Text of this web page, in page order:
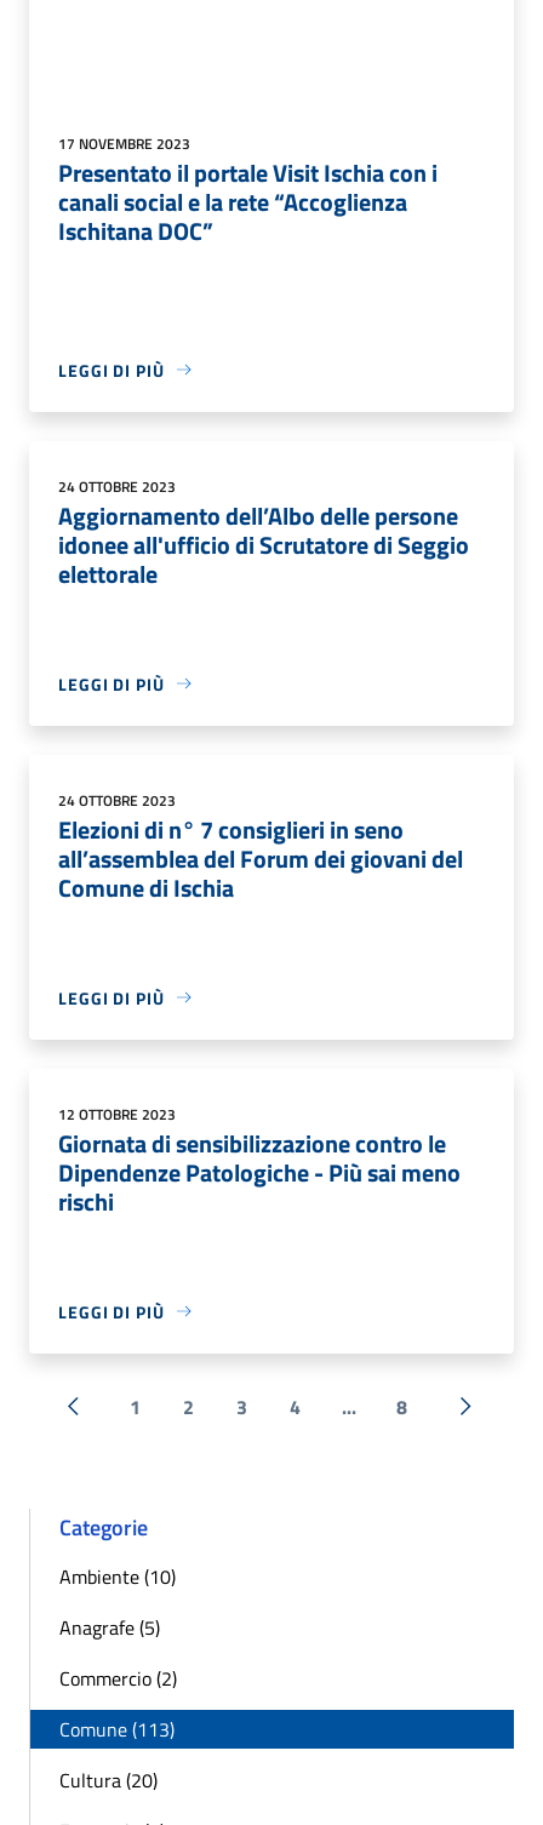
17 NOVEMBRE 2023
Presentato il portale Visit Ischia con i
canali social e la rete “Accoglienza
Ischitana DOC”
LEGGI DI PIÙ
24 OTTOBRE 2023
Aggiornamento dell’Albo delle persone
idonee all'ufficio di Scrutatore di Seggio
elettorale
LEGGI DI PIÙ
24 OTTOBRE 2023
Elezioni di n° 7 consiglieri in seno
all’assemblea del Forum dei giovani del
Comune di Ischia
LEGGI DI PIÙ
12 OTTOBRE 2023
Giornata di sensibilizzazione contro le
Dipendenze Patologiche - Più sai meno
rischi
LEGGI DI PIÙ
« Precedente
1 2 3 4 ... 8
Categorie
Ambiente (10)
Anagrafe (5)
Commercio (2)
Comune (113)
Cultura (20)